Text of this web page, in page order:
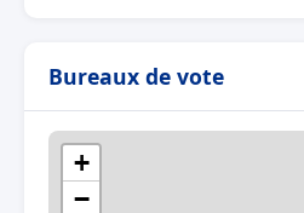
Bureaux de vote
+
−